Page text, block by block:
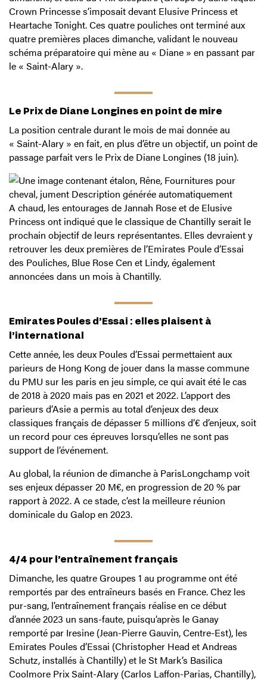
Crown Princesse s’imposait devant Elusive Princess et
Heartache Tonight. Ces quatre pouliches ont terminé aux
quatre premières places dimanche, validant le nouveau
schéma préparatoire qui mène au « Diane » en passant par
le « Saint-Alary ».
Le Prix de Diane Longines en point de mire
La position centrale durant le mois de mai donnée au
« Saint-Alary » en fait, en plus d’être un objectif, un point de
passage parfait vers le Prix de Diane Longines (18 juin).
A chaud, les entourages de Jannah Rose et de Elusive
Princess ont indiqué que le classique de Chantilly serait le
prochain objectif de leurs représentantes. Elles devraient y
retrouver les deux premières de l’Emirates Poule d’Essai
des Pouliches, Blue Rose Cen et Lindy, également
annoncées dans un mois à Chantilly.
Emirates Poules d’Essai : elles plaisent à
l’international
Cette année, les deux Poules d’Essai permettaient aux
parieurs de Hong Kong de jouer dans la masse commune
du PMU sur les paris en jeu simple, ce qui avait été le cas
de 2018 à 2020 mais pas en 2021 et 2022. L’apport des
parieurs d’Asie a permis au total d’enjeux des deux
classiques français de dépasser 5 millions d’€ d’enjeux, soit
un record pour ces épreuves lorsqu’elles ne sont pas
support de l’événement.
Au global, la réunion de dimanche à ParisLongchamp voit
ses enjeux dépasser 20 M€, en progression de 20 % par
rapport à 2022. A ce stade, c’est la meilleure réunion
dominicale du Galop en 2023.
4/4 pour l’entraînement français
Dimanche, les quatre Groupes 1 au programme ont été
remportés par des entraîneurs basés en France. Chez les
pur-sang, l’entraînement français réalise en ce début
d’année 2023 un sans-faute, puisqu’après le Ganay
remporté par Iresine (Jean-Pierre Gauvin, Centre-Est), les
Emirates Poules d’Essai (Christopher Head et Andreas
Schutz, installés à Chantilly) et le St Mark’s Basilica
Coolmore Prix Saint-Alary (Carlos Laffon-Parias, Chantilly),